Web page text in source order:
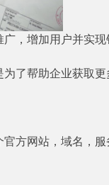
，增加用户并实现
了帮助企业获取更
方网站，域名，服